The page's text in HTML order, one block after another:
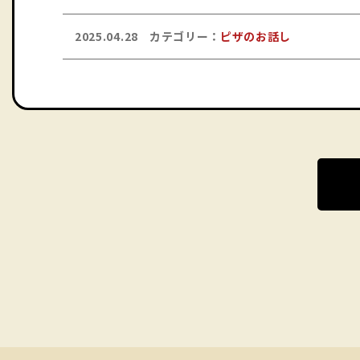
2025.04.28 カテゴリー： ピザのお話し